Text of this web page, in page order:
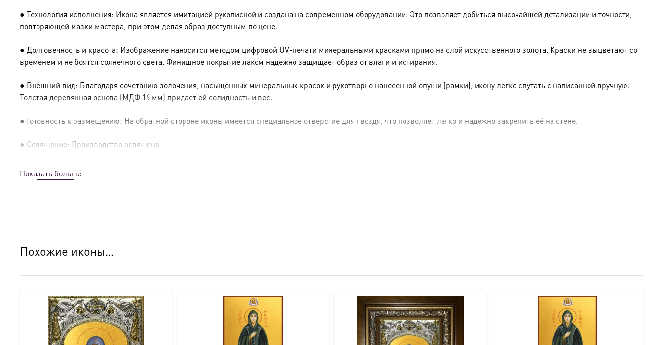
● Технология исполнения: Икона является имитацией рукописной и создана на современном оборудовании. Это позволяет добиться высочайшей детализации и точности,
повторяющей мазки мастера, при этом делая образ доступным по цене.
● Долговечность и красота: Изображение наносится методом цифровой UV-печати минеральными красками прямо на слой искусственного золота. Краски не выцветают со
временем и не боятся солнечного света. Финишное покрытие лаком надежно защищает образ от влаги и истирания.
● Внешний вид: Благодаря сочетанию золочения, насыщенных минеральных красок и рукотворно нанесенной опуши (рамки), икону легко спутать с написанной вручную.
Толстая деревянная основа (МДФ 16 мм) придает ей солидность и вес.
● Готовность к размещению: На обратной стороне иконы имеется специальное отверстие для гвоздя, что позволяет легко и надежно закрепить её на стене.
● Освящение: Производство освящено
Эта икона станет прекрасным духовным подарком:
● На день Ангела (именины) — в честь небесного покровителя.
Показать больше
Похожие иконы…